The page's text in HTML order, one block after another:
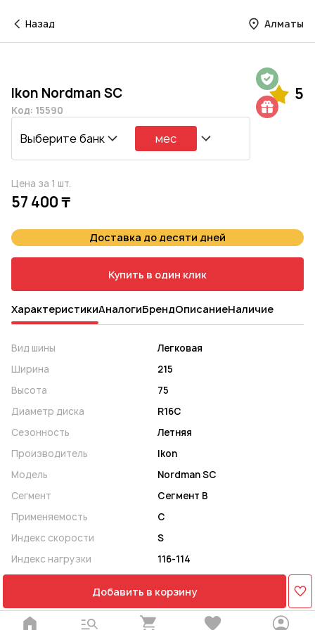
Назад Алматы
Ikon Nordman SC 5
Код: 15590
Выберите банк мес
Цена за 1 шт.
57 400 ₸
Доставка до десяти дней
Купить в один клик
ХарактеристикиАналогиБрендОписаниеНаличие
Вид шины
Легковая
Ширина
215
Высота
75
Диаметр диска
R16C
Сезонность
Летняя
Производитель
Ikon
Модель
Nordman SC
Сегмент
Сегмент B
Применяемость
C
Индекс скорости
S
Индекс нагрузки
116-114
Добавить в корзину